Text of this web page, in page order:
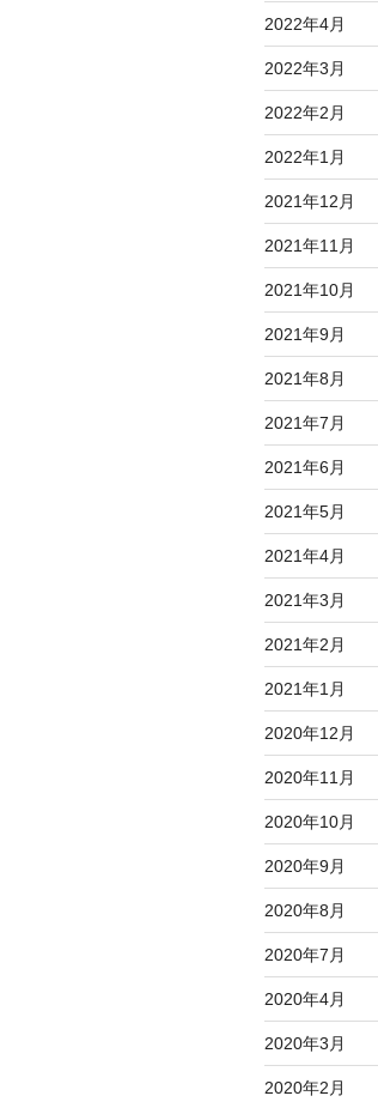
2022年4月
2022年3月
2022年2月
2022年1月
2021年12月
2021年11月
2021年10月
2021年9月
2021年8月
2021年7月
2021年6月
2021年5月
2021年4月
2021年3月
2021年2月
2021年1月
2020年12月
2020年11月
2020年10月
2020年9月
2020年8月
2020年7月
2020年4月
2020年3月
2020年2月